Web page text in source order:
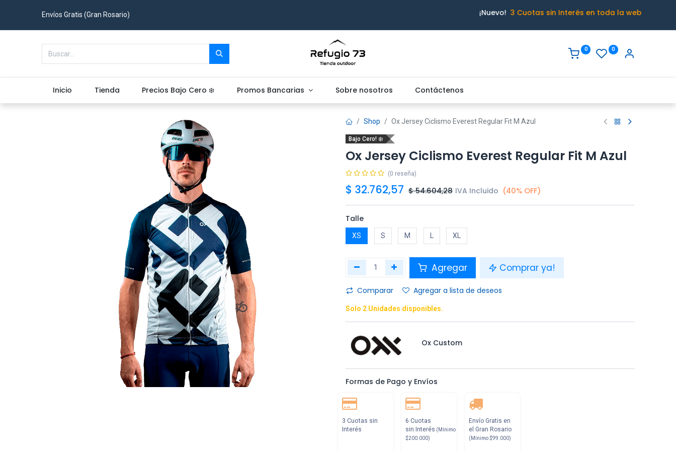
Envíos Gratis (Gran Rosario) ¡Nuevo! 3 Cuotas sin Interés en toda la web
0 0
Inicio Tienda Precios Bajo Cero ❄️ Promos Bancarias Sobre nosotros Contáctenos
Shop Ox Jersey Ciclismo Everest Regular Fit M Azul
Bajo Cero! ❄️
Ox Jersey Ciclismo Everest Regular Fit M Azul
(0 reseña)
$ 32.762,57 $54.604,28 IVA Incluido (40% OFF)
Talle
XS S M XL
Agregar Comprar ya!
Comparar Agregar a lista de deseos
Solo 2 Unidades disponibles.
Ox Custom
Formas de Pago y Envíos
3 Cuotas sin
Interés
6 Cuotas
sin Interés (Mínimo
$200.000)
Envío Gratis en
el Gran Rosario
(Mínimo $99.000)